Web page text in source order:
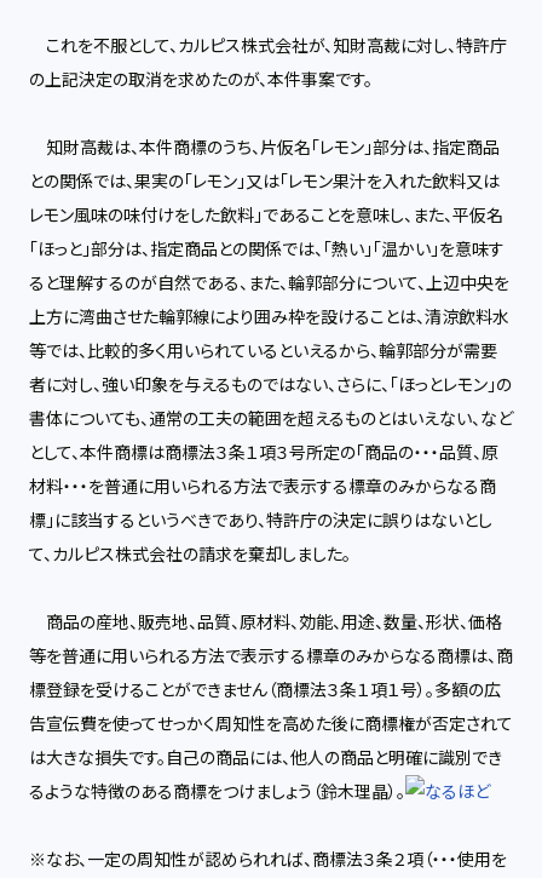
これを不服として、カルピス株式会社が、知財高裁に対し、特許庁
の上記決定の取消を求めたのが、本件事案です。
知財高裁は、本件商標のうち、片仮名「レモン」部分は、指定商品
との関係では、果実の「レモン」又は「レモン果汁を入れた飲料又は
レモン風味の味付けをした飲料」であることを意味し、また、平仮名
「ほっと」部分は、指定商品との関係では、「熱い」「温かい」を意味す
ると理解するのが自然である、また、輪郭部分について、上辺中央を
上方に湾曲させた輪郭線により囲み枠を設けることは、清涼飲料水
等では、比較的多く用いられているといえるから、輪郭部分が需要
者に対し、強い印象を与えるものではない、さらに、「ほっとレモン」の
書体についても、通常の工夫の範囲を超えるものとはいえない、など
として、本件商標は商標法３条１項３号所定の「商品の・・・品質、原
材料・・・を普通に用いられる方法で表示する標章のみからなる商
標」に該当するというべきであり、特許庁の決定に誤りはないとし
て、カルピス株式会社の請求を棄却しました。
商品の産地、販売地、品質、原材料、効能、用途、数量、形状、価格
等を普通に用いられる方法で表示する標章のみからなる商標は、商
標登録を受けることができません（商標法３条１項１号）。多額の広
告宣伝費を使ってせっかく周知性を高めた後に商標権が否定されて
は大きな損失です。自己の商品には、他人の商品と明確に識別でき
るような特徴のある商標をつけましょう（鈴木理晶）。
※なお、一定の周知性が認められれば、商標法３条２項（・・・使用を